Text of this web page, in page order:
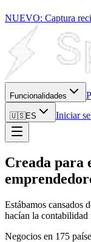
NUEVO: Captura
Funcionalidades
🇺🇸ES Iniciar
Creada para
Estábamos cansados
hacían la
Negocios en 175